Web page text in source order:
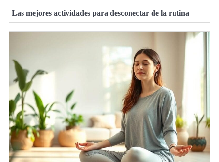
Las mejores actividades para desconectar de la rutina